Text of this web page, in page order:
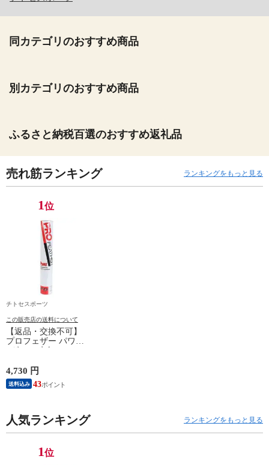
同カテゴリのおすすめ商品
別カテゴリのおすすめ商品
ふるさと納税百選のおすすめ返礼品
売れ筋ランキング ランキングをもっと見る
1位
チトセスポーツ
この販売店の送料について
【返品・交換不可】
プロフェザー パワー
1ダース 水鳥シャト
PF-6010 2025SS バド
ミントンシャトル 羽
根 12個入
4,730 円
送料込み 43
人気ランキング ランキングをもっと見る
1位